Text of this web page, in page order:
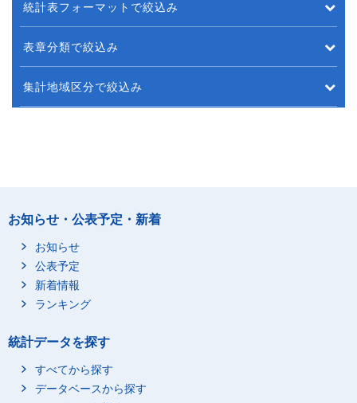
統計表フォーマットで絞込み
表章分類で絞込み
集計地域区分で絞込み
お知らせ・公表予定・新着
お知らせ
公表予定
新着情報
ランキング
統計データを探す
すべてから探す
データベースから探す